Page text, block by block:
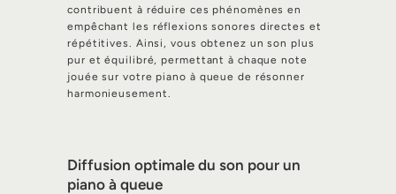
contribuent à réduire ces phénomènes en
empêchant les réflexions sonores directes et
répétitives. Ainsi, vous obtenez un son plus
pur et équilibré, permettant à chaque note
jouée sur votre piano à queue de résonner
harmonieusement.
Diffusion optimale du son pour un
piano à queue